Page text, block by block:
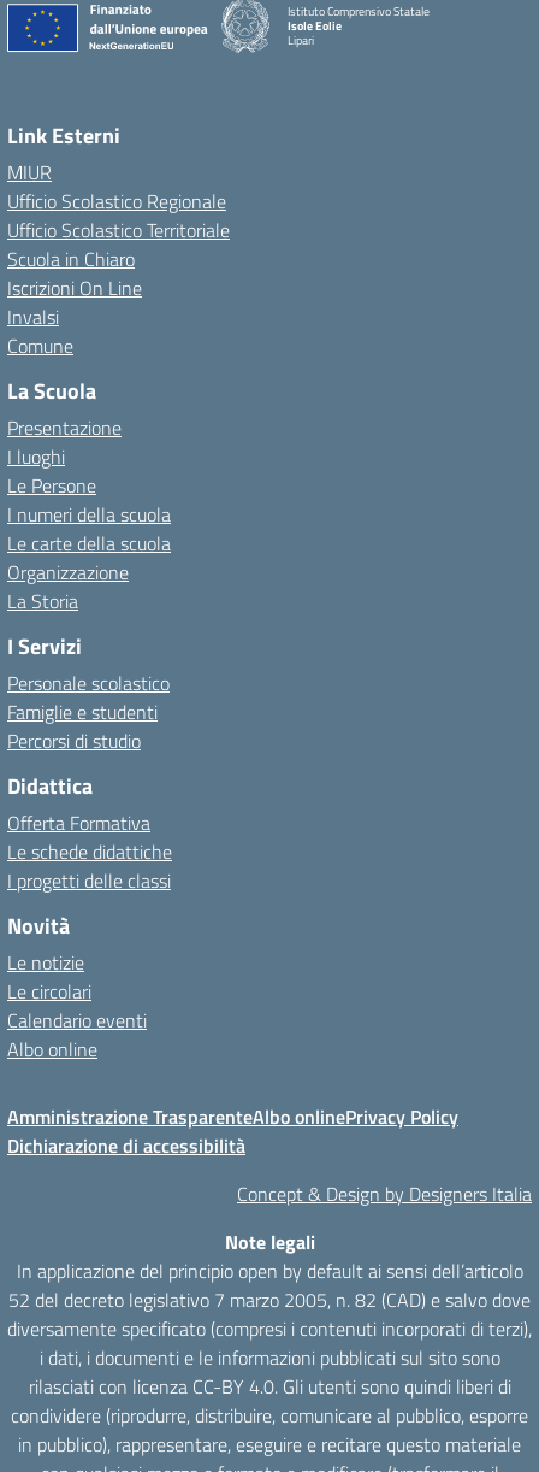
Istituto Comprensivo Statale
Isole Eolie
Lipari
Link Esterni
MIUR
Ufficio Scolastico Regionale
Ufficio Scolastico Territoriale
Scuola in Chiaro
Iscrizioni On Line
Invalsi
Comune
La Scuola
Presentazione
I luoghi
Le Persone
I numeri della scuola
Le carte della scuola
Organizzazione
La Storia
I Servizi
Personale scolastico
Famiglie e studenti
Percorsi di studio
Didattica
Offerta Formativa
Le schede didattiche
I progetti delle classi
Novità
Le notizie
Le circolari
Calendario eventi
Albo online
Amministrazione TrasparenteAlbo onlinePrivacy Policy
Dichiarazione di accessibilità
Concept & Design by Designers Italia
Note legali
In applicazione del principio open by default ai sensi dell’articolo
52 del decreto legislativo 7 marzo 2005, n. 82 (CAD) e salvo dove
diversamente specificato (compresi i contenuti incorporati di terzi),
i dati, i documenti e le informazioni pubblicati sul sito sono
rilasciati con licenza CC-BY 4.0. Gli utenti sono quindi liberi di
condividere (riprodurre, distribuire, comunicare al pubblico, esporre
in pubblico), rappresentare, eseguire e recitare questo materiale